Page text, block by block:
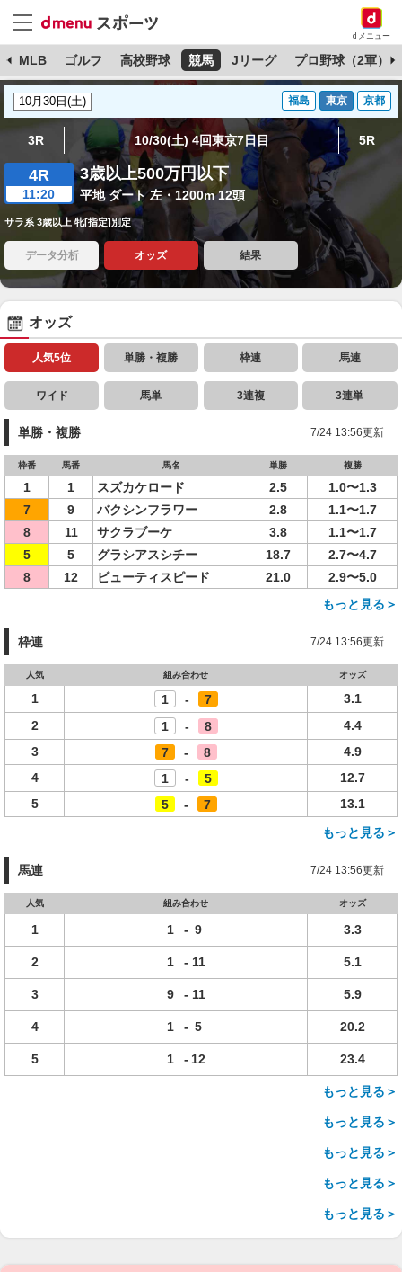
dメニュー
MLB ゴルフ 高校野球 競馬 Jリーグ プロ野球（2軍）
福島 東京 京都
3R 10/30(土) 4回東京7日目 5R
4R
11:20
3歳以上500万円以下
平地 ダート 左・1200m 12頭
サラ系 3歳以上 牝[指定]別定
データ分析 オッズ 結果
オッズ
人気5位 単勝・複勝 枠連 馬連
ワイド 馬単 3連複 3連単
単勝・複勝 7/24 13:56更新
枠番 馬番 馬名 単勝 複勝
1 1 スズカケロード 2.5
1.0〜1.3
7
9 バクシンフラワー 2.8
1.1〜1.7
8
11 サクラブーケ 3.8
1.1〜1.7
5
5 グラシアスシチー 18.7
2.7〜4.7
8
12 ビューティスピード 21.0
2.9〜5.0
もっと見る＞
枠連 7/24 13:56更新
人気 組み合わせ オッズ
1 1 - 7
3.1
2
1 - 8
4.4
3
7 - 8
4.9
4
1 - 5
12.7
5
5 - 7
13.1
もっと見る＞
馬連 7/24 13:56更新
人気 組み合わせ オッズ
1 1 - 9 3.3
2 1 - 11 5.1
3 9 - 11 5.9
4 1 - 5 20.2
5 1 - 12 23.4
もっと見る＞
もっと見る＞
もっと見る＞
もっと見る＞
もっと見る＞